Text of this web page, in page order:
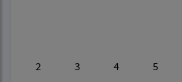
2 3 4 5